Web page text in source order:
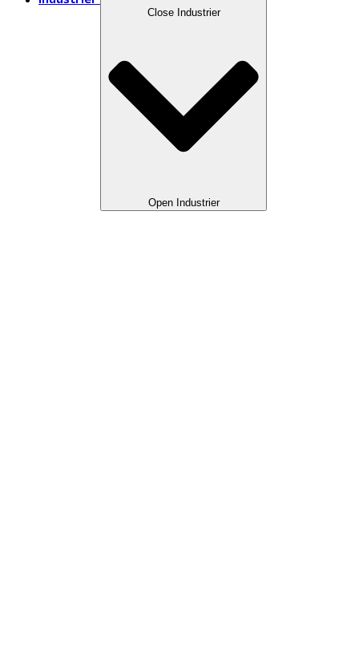
Close Industrier
Open Industrier